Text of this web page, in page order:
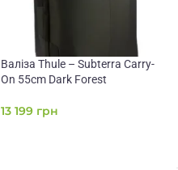
Валіза Thule – Subterra Carry-
On 55cm Dark Forest
13 199 грн